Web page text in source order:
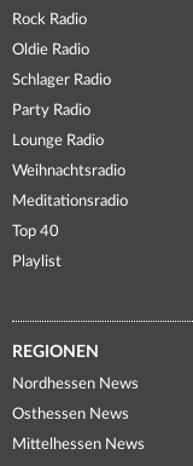
Rock Radio
Oldie Radio
Schlager Radio
Party Radio
Lounge Radio
Weihnachtsradio
Meditationsradio
Top 40
Playlist
REGIONEN
Nordhessen News
Osthessen News
Mittelhessen News